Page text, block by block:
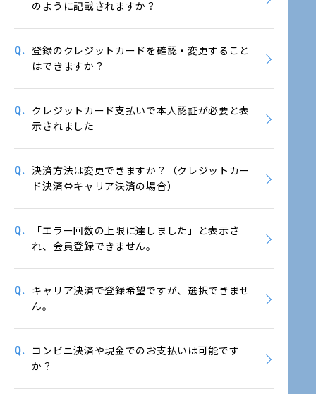
のように記載されますか？
Q.
登録のクレジットカードを確認・変更すること
はできますか？
Q.
クレジットカード支払いで本人認証が必要と表
示されました
Q.
決済方法は変更できますか？（クレジットカー
ド決済⇔キャリア決済の場合）
Q.
「エラー回数の上限に達しました」と表示さ
れ、会員登録できません。
Q.
キャリア決済で登録希望ですが、選択できませ
ん。
Q.
コンビニ決済や現金でのお支払いは可能です
か？